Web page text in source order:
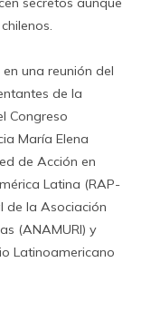
una reunión del
de la
Congreso
María Elena
de Acción en
Latina (RAP-
de la Asociación
(ANAMURI) y
Latinoamericano